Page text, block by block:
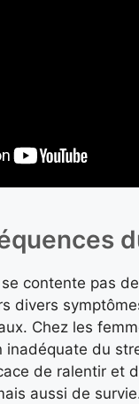
contente pas
divers
Chez les
inadéquate du
de ralentir et
aussi de